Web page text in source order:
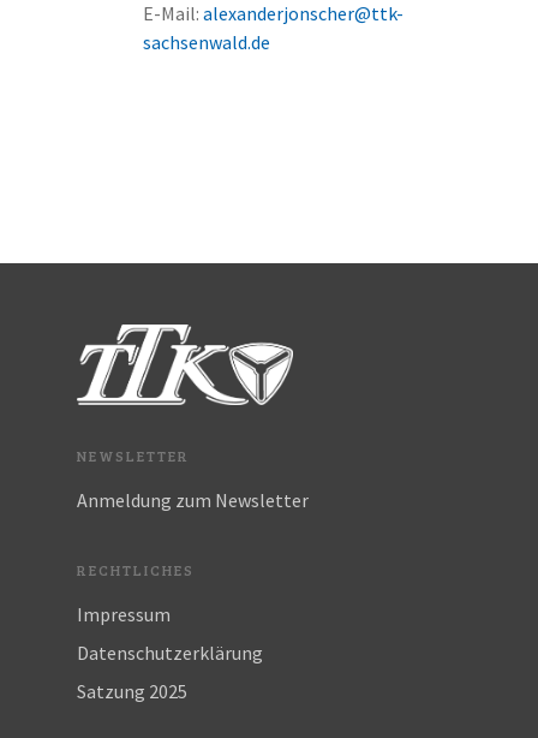
E-Mail: alexanderjonscher@ttk-
sachsenwald.de
NEWSLETTER
Anmeldung zum Newsletter
RECHTLICHES
Impressum
Datenschutzerklärung
Satzung 2025